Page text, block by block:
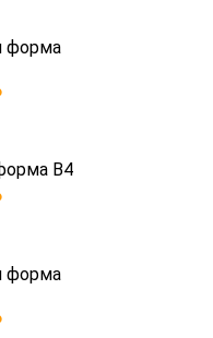
форма
B4
форма